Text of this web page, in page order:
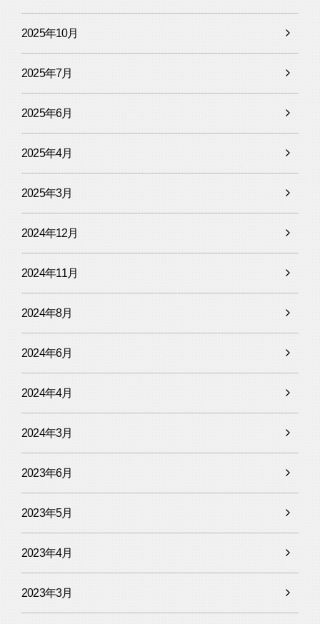
2025年10月
2025年7月
2025年6月
2025年4月
2025年3月
2024年12月
2024年11月
2024年8月
2024年6月
2024年4月
2024年3月
2023年6月
2023年5月
2023年4月
2023年3月